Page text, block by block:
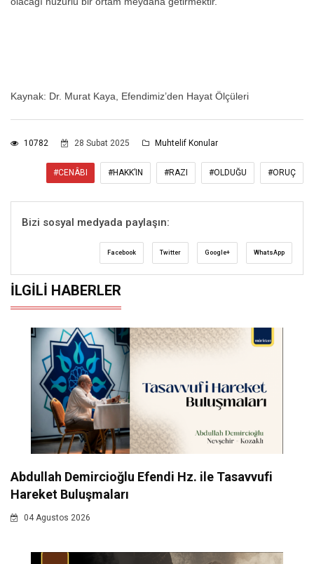
Kaynak: Dr. Murat Kaya, Efendimiz’den Hayat Ölçüleri
10782 28 Subat 2025 Muhtelif Konular
#CENÂBI #HAKK’IN #RAZI #OLDUĞU #ORUÇ
Bizi sosyal medyada paylaşın:
Facebook Twitter Google+ WhatsApp
İLGILI HABERLER
Abdullah Demircioğlu Efendi Hz. ile Tasavvufi
Hareket Buluşmaları
04 Agustos 2026